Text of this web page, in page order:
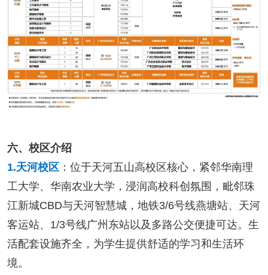
六、校区介绍
1.天河校区：位于天河五山高校区核心，紧邻华南理
工大学、华南农业大学，浸润高校科创氛围，毗邻珠
江新城CBD与天河智慧城，地铁3/6号线燕塘站、天河
客运站、1/3号线广州东站以及多路公交便捷可达。生
活配套设施齐全，为学生提供舒适的学习和生活环
境。